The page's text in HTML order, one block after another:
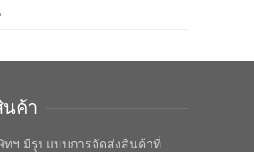
นค้า
ทฯ มีรูปแบบการจัดส่งสินค้าที่